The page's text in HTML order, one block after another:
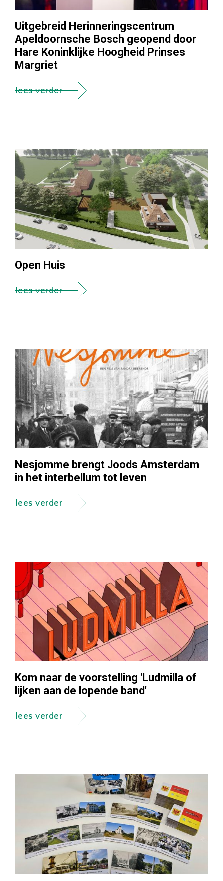
Uitgebreid Herinneringscentrum
Apeldoornsche Bosch geopend door
Hare Koninklijke Hoogheid Prinses
Margriet
lees verder
Open Huis
lees verder
Nesjomme brengt Joods Amsterdam
in het interbellum tot leven
lees verder
Kom naar de voorstelling 'Ludmilla of
lijken aan de lopende band'
lees verder